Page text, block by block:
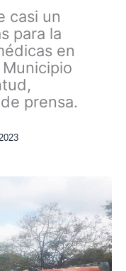
casi un
para la
en
prensa.